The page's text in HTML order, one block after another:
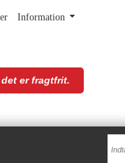
Information
det er fragtfrit.